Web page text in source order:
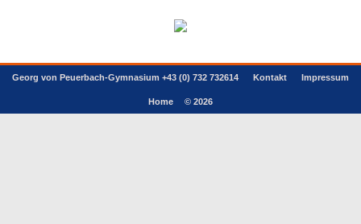
Georg von Peuerbach-Gymnasium +43 (0) 732 732614 Kontakt Impressum
Home © 2026